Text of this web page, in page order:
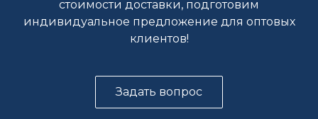
стоимости доставки, подготовим
индивидуальное предложение для оптовых
клиентов!
Задать вопрос